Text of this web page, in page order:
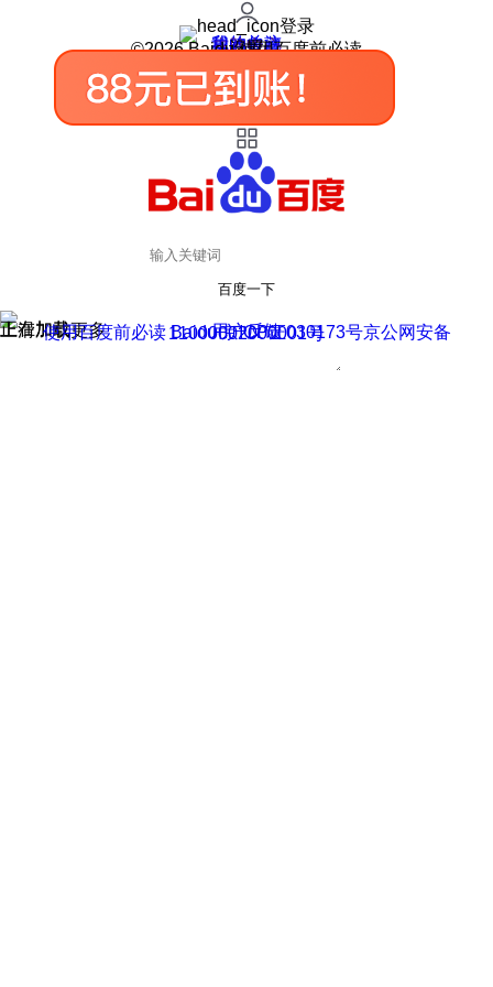
登录
我的关注
我的收藏
皮肤中心
用户反馈
设置
©2026 Baidu 使用百度前必读
百度一下
正在加载
上滑加载更多 用户反馈
使用百度前必读 Baidu 京ICP证030173号
京公网安备11000002000001号